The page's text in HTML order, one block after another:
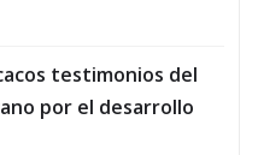
testimonios del
por el desarrollo